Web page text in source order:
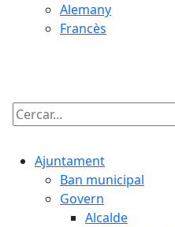
Alemany
Francès
Cercar:
Ajuntament
Ban municipal
Govern
Alcalde